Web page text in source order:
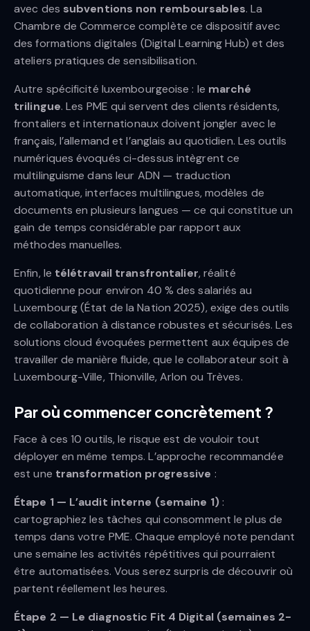
avec des subventions non remboursables. La
Chambre de Commerce complète ce dispositif avec
des formations digitales (Digital Learning Hub) et des
ateliers pratiques de sensibilisation.
Autre spécificité luxembourgeoise : le marché
trilingue. Les PME qui servent des clients résidents,
frontaliers et internationaux doivent jongler avec le
français, l’allemand et l’anglais au quotidien. Les outils
numériques évoqués ci-dessus intègrent ce
multilinguisme dans leur ADN — traduction
automatique, interfaces multilingues, modèles de
documents en plusieurs langues — ce qui constitue un
gain de temps considérable par rapport aux
méthodes manuelles.
Enfin, le télétravail transfrontalier, réalité
quotidienne pour environ 40 % des salariés au
Luxembourg (État de la Nation 2025), exige des outils
de collaboration à distance robustes et sécurisés. Les
solutions cloud évoquées permettent aux équipes de
travailler de manière fluide, que le collaborateur soit à
Luxembourg-Ville, Thionville, Arlon ou Trèves.
Par où commencer concrètement ?
Face à ces 10 outils, le risque est de vouloir tout
déployer en même temps. L’approche recommandée
est une transformation progressive :
Étape 1 — L’audit interne (semaine 1):
cartographiez les tâches qui consomment le plus de
temps dans votre PME. Chaque employé note pendant
une semaine les activités répétitives qui pourraient
être automatisées. Vous serez surpris de découvrir où
partent réellement les heures.
Étape 2 — Le diagnostic Fit 4 Digital (semaines 2-